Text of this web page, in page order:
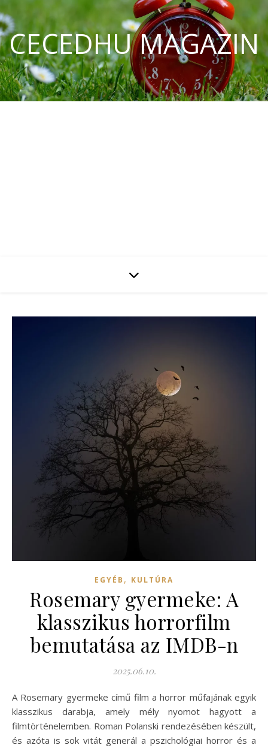
CECEDHU MAGAZIN
EGYÉB , KULTÚRA
Rosemary gyermeke: A
klasszikus horrorfilm
bemutatása az IMDB-n
2025.06.10.
A Rosemary gyermeke című film a horror műfajának egyik
klasszikus darabja, amely mély nyomot hagyott a
filmtörténelemben. Roman Polanski rendezésében készült,
és azóta is sok vitát generál a pszichológiai horror és a